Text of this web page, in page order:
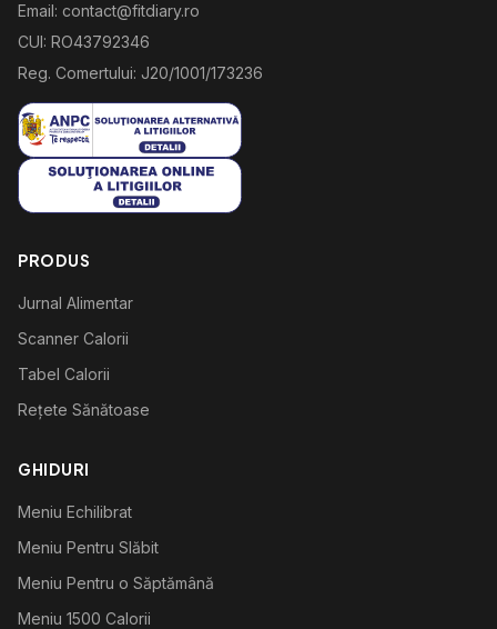
Email: contact@fitdiary.ro
CUI: RO43792346
Reg. Comertului: J20/1001/173236
PRODUS
Jurnal Alimentar
Scanner Calorii
Tabel Calorii
Rețete Sănătoase
GHIDURI
Meniu Echilibrat
Meniu Pentru Slăbit
Meniu Pentru o Săptămână
Meniu 1500 Calorii